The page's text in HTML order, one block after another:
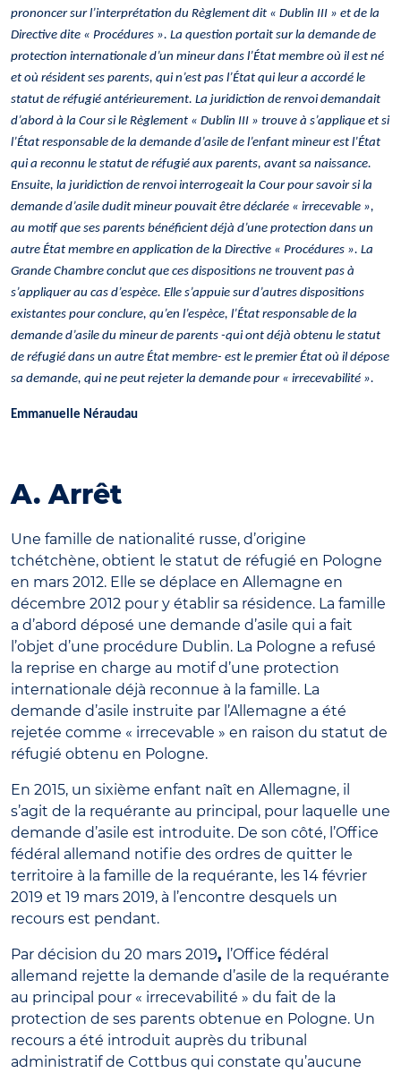
prononcer sur l’interprétation du Règlement dit « Dublin III » et de la
Directive dite « Procédures ». La question portait sur la demande de
protection internationale d’un mineur dans l’État membre où il est né
et où résident ses parents, qui n’est pas l’État qui leur a accordé le
statut de réfugié antérieurement. La juridiction de renvoi demandait
d’abord à la Cour si le Règlement « Dublin III » trouve à s’applique et si
l’État responsable de la demande d’asile de l’enfant mineur est l’État
qui a reconnu le statut de réfugié aux parents, avant sa naissance.
Ensuite, la juridiction de renvoi interrogeait la Cour pour savoir si la
demande d’asile dudit mineur pouvait être déclarée « irrecevable »,
au motif que ses parents bénéficient déjà d’une protection dans un
autre État membre en application de la Directive « Procédures ». La
Grande Chambre conclut que ces dispositions ne trouvent pas à
s’appliquer au cas d’espèce. Elle s’appuie sur d’autres dispositions
existantes pour conclure, qu’en l’espèce, l’État responsable de la
demande d’asile du mineur de parents -qui ont déjà obtenu le statut
de réfugié dans un autre État membre- est le premier État où il dépose
sa demande, qui ne peut rejeter la demande pour « irrecevabilité ».
Emmanuelle Néraudau
A. Arrêt
Une famille de nationalité russe, d’origine
tchétchène, obtient le statut de réfugié en Pologne
en mars 2012. Elle se déplace en Allemagne en
décembre 2012 pour y établir sa résidence. La famille
a d’abord déposé une demande d’asile qui a fait
l’objet d’une procédure Dublin. La Pologne a refusé
la reprise en charge au motif d’une protection
internationale déjà reconnue à la famille. La
demande d’asile instruite par l’Allemagne a été
rejetée comme « irrecevable » en raison du statut de
réfugié obtenu en Pologne.
En 2015, un sixième enfant naît en Allemagne, il
s’agit de la requérante au principal, pour laquelle une
demande d’asile est introduite. De son côté, l’Office
fédéral allemand notifie des ordres de quitter le
territoire à la famille de la requérante, les 14 février
2019 et 19 mars 2019, à l’encontre desquels un
recours est pendant.
Par décision du 20 mars 2019, l’Office fédéral
allemand rejette la demande d’asile de la requérante
au principal pour « irrecevabilité » du fait de la
protection de ses parents obtenue en Pologne. Un
recours a été introduit auprès du tribunal
administratif de Cottbus qui constate qu’aucune